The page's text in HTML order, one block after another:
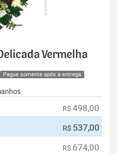
Vermelha
Pague somente após a entrega
R$ 498,00
R$ 537,00
R$ 674,00